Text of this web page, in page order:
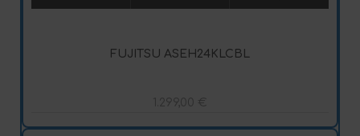
FUJITSU ASEH24KLCBL
1.299,00 €